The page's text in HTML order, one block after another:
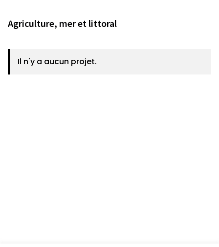
Agriculture, mer et littoral
Il n'y a aucun projet.